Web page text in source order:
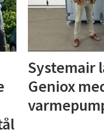
Systemair
Geniox